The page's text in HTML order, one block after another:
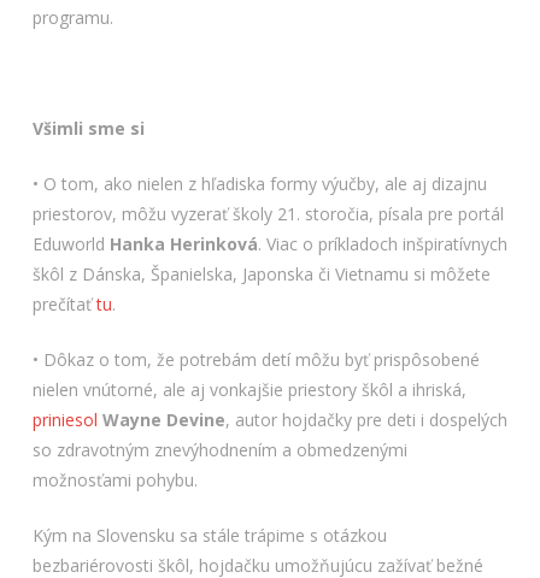
programu.
Všimli sme si
• O tom, ako nielen z hľadiska formy výučby, ale aj dizajnu
priestorov, môžu vyzerať školy 21. storočia, písala pre portál
Eduworld Hanka Herinková. Viac o príkladoch inšpiratívnych
škôl z Dánska, Španielska, Japonska či Vietnamu si môžete
prečítaťtu.
• Dôkaz o tom, že potrebám detí môžu byť prispôsobené
nielen vnútorné, ale aj vonkajšie priestory škôl a ihriská,
priniesol Wayne Devine, autor hojdačky pre deti i dospelých
so zdravotným znevýhodnením a obmedzenými
možnosťami pohybu.
Kým na Slovensku sa stále trápime s otázkou
bezbariérovosti škôl, hojdačku umožňujúcu zažívať bežné